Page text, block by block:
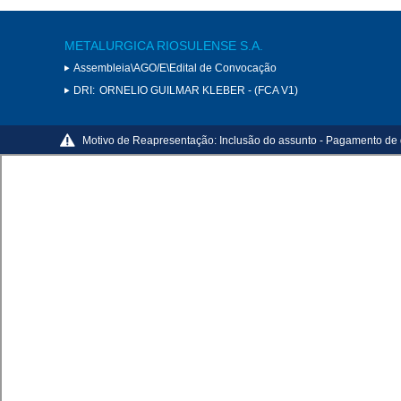
METALURGICA RIOSULENSE S.A.
Assembleia\AGO/E\Edital de Convocação
DRI: ORNELIO GUILMAR KLEBER - (FCA V1)
Motivo de Reapresentação: Inclusão do assunto - Pagamento